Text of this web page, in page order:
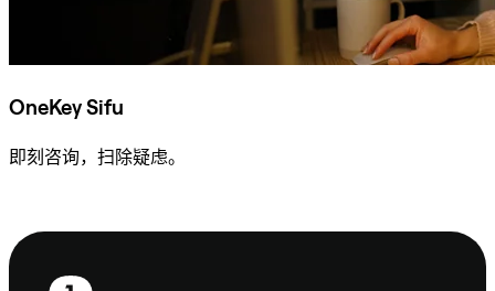
OneKey Sifu
即刻咨询，扫除疑虑。
页